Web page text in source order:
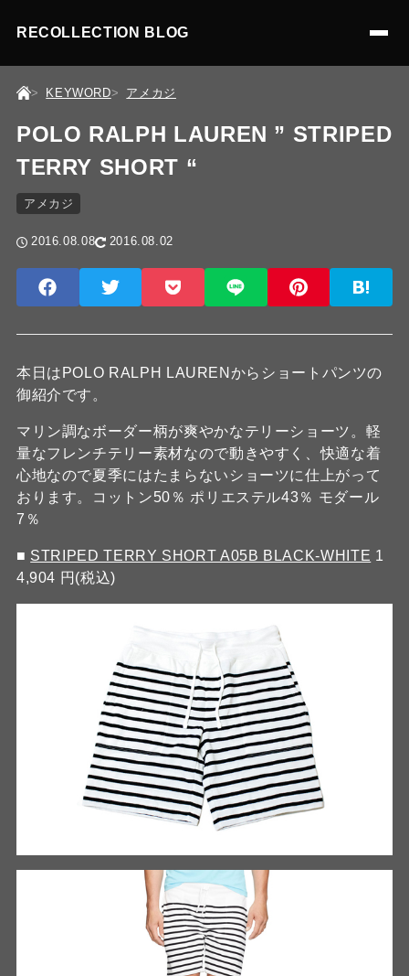
RECOLLECTION BLOG
KEYWORD アメカジ
POLO RALPH LAUREN ” STRIPED
TERRY SHORT “
アメカジ
2016.08.08 2016.08.02
本日はPOLO RALPH LAURENからショートパンツの
御紹介です。
マリン調なボーダー柄が爽やかなテリーショーツ。軽
量なフレンチテリー素材なので動きやすく、快適な着
心地なので夏季にはたまらないショーツに仕上がって
おります。コットン50％ ポリエステル43％ モダール
7％
■ STRIPED TERRY SHORT A05B BLACK-WHITE 1
4,904 円(税込)